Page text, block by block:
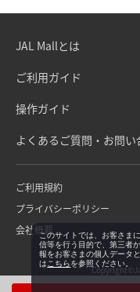
JAL Mallとは
ご利用ガイド
操作ガイド
よくあるご質問・お問い
ご利用規約
プライバシーポリシー
会社概要このサイトでは、お客さま
信等を行う目的で、第三者
報をお客さまの個人データ
は こちらを参照ください。